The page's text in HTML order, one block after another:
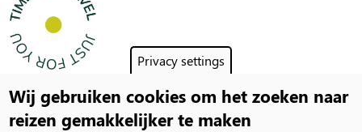
Privacy settings
Wij gebruiken cookies om het zoeken naar
reizen gemakkelijker te maken
Social